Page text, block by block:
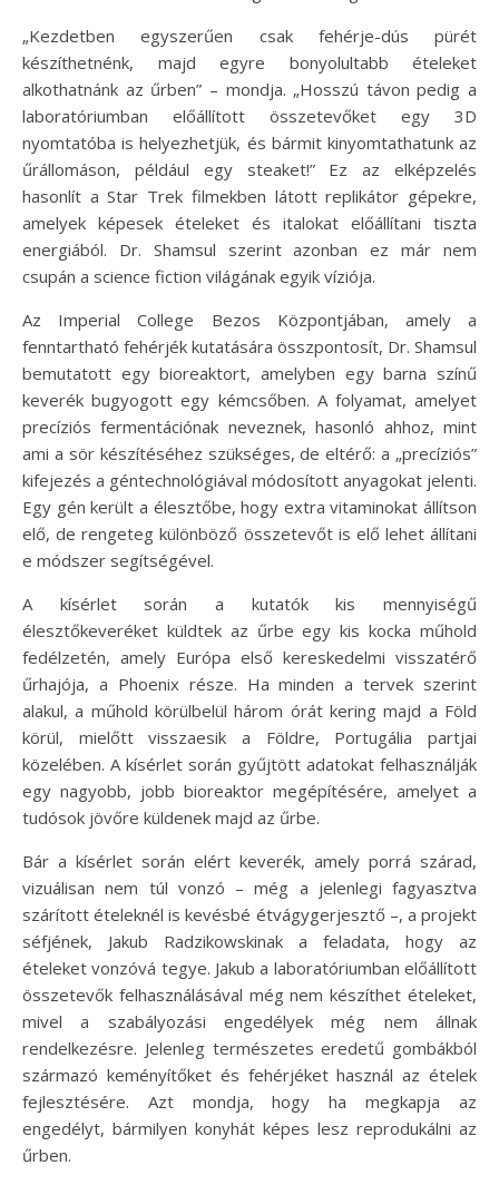
„Kezdetben egyszerűen csak fehérje-dús pürét
készíthetnénk, majd egyre bonyolultabb ételeket
alkothatnánk az űrben” – mondja. „Hosszú távon pedig a
laboratóriumban előállított összetevőket egy 3D
nyomtatóba is helyezhetjük, és bármit kinyomtathatunk az
űrállomáson, például egy steaket!” Ez az elképzelés
hasonlít a Star Trek filmekben látott replikátor gépekre,
amelyek képesek ételeket és italokat előállítani tiszta
energiából. Dr. Shamsul szerint azonban ez már nem
csupán a science fiction világának egyik víziója.
Az Imperial College Bezos Központjában, amely a
fenntartható fehérjék kutatására összpontosít, Dr. Shamsul
bemutatott egy bioreaktort, amelyben egy barna színű
keverék bugyogott egy kémcsőben. A folyamat, amelyet
precíziós fermentációnak neveznek, hasonló ahhoz, mint
ami a sör készítéséhez szükséges, de eltérő: a „precíziós”
kifejezés a géntechnológiával módosított anyagokat jelenti.
Egy gén került a élesztőbe, hogy extra vitaminokat állítson
elő, de rengeteg különböző összetevőt is elő lehet állítani
e módszer segítségével.
A kísérlet során a kutatók kis mennyiségű
élesztőkeveréket küldtek az űrbe egy kis kocka műhold
fedélzetén, amely Európa első kereskedelmi visszatérő
űrhajója, a Phoenix része. Ha minden a tervek szerint
alakul, a műhold körülbelül három órát kering majd a Föld
körül, mielőtt visszaesik a Földre, Portugália partjai
közelében. A kísérlet során gyűjtött adatokat felhasználják
egy nagyobb, jobb bioreaktor megépítésére, amelyet a
tudósok jövőre küldenek majd az űrbe.
Bár a kísérlet során elért keverék, amely porrá szárad,
vizuálisan nem túl vonzó – még a jelenlegi fagyasztva
szárított ételeknél is kevésbé étvágygerjesztő –, a projekt
séfjének, Jakub Radzikowskinak a feladata, hogy az
ételeket vonzóvá tegye. Jakub a laboratóriumban előállított
összetevők felhasználásával még nem készíthet ételeket,
mivel a szabályozási engedélyek még nem állnak
rendelkezésre. Jelenleg természetes eredetű gombákból
származó keményítőket és fehérjéket használ az ételek
fejlesztésére. Azt mondja, hogy ha megkapja az
engedélyt, bármilyen konyhát képes lesz reprodukálni az
űrben.